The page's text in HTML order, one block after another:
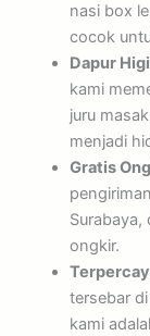
nasi box
cocok
Dapur
kami
juru
menjadi
Gratis
ongkir.
tersebar
kami